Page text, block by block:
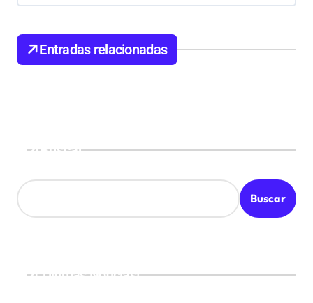
ó
a
d
a
Entradas relacionadas
Buscar
Buscar
¡Ultimas Noticias!